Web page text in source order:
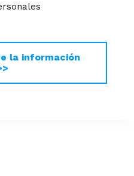
la información